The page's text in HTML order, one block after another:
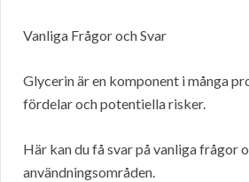
Vanliga Frågor och Svar
Glycerin är en komponent i många
fördelar och potentiella risker.
Här kan du få svar på vanliga frågor
användningsområden.